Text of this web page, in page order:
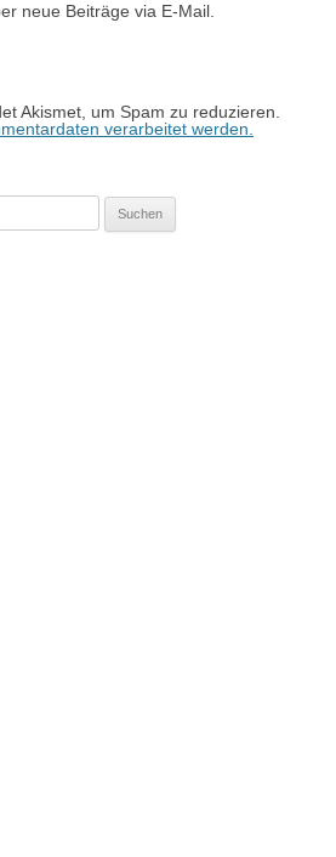
neue Beiträge via E-Mail.
Akismet, um Spam zu reduzieren.
verarbeitet werden.